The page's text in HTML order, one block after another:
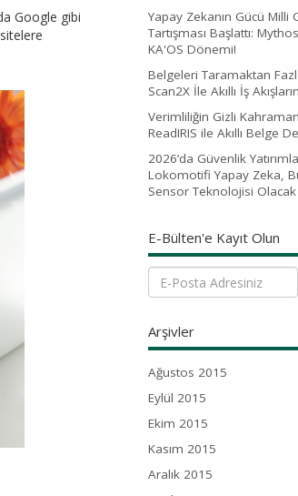
Google gibi
Yapay Zekanın Gücü Milli
Tartışması Başlattı:
KA'OS Dönemi!
Belgeleri Taramaktan
Scan2X İle Akıllı İş
Verimliliğin Gizli
ReadIRIS ile Akıllı Belge
2026’da Güvenlik
Lokomotifi Yapay Zeka,
Sensor Teknolojisi Olacak
E-Bülten'e Kayıt Olun
Arşivler
Ağustos 2015
Eylül 2015
Ekim 2015
Kasım 2015
Aralık 2015